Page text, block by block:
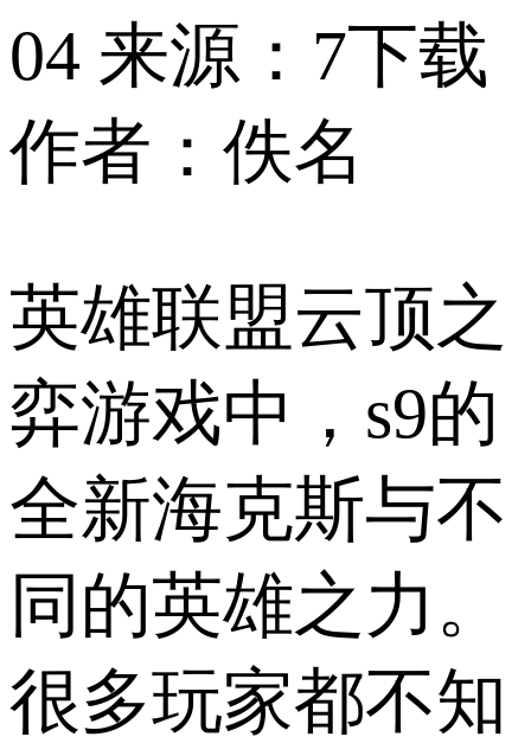
04 来源：7下载
作者：佚名
英雄联盟云顶之
弈游戏中，s9的
全新海克斯与不
同的英雄之力。
很多玩家都不知